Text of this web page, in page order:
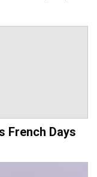
French Days